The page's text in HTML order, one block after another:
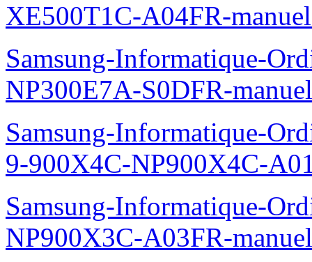
XE500T1C-A04FR-
Samsung-Informatique-
NP300E7A-S0DFR-
Samsung-Informatique-
9-900X4C-NP900X4C-
Samsung-Informatique-
NP900X3C-A03FR-